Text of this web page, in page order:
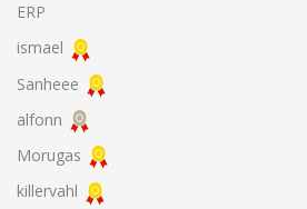
ERP
ismael
Sanheee
alfonn
Morugas
killervahl